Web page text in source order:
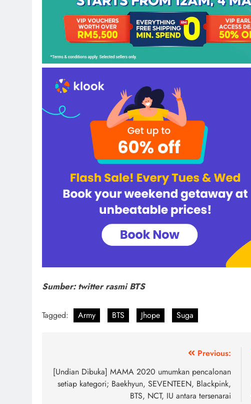
Sumber: twitter rasmi BTS
Tagged: Army BTS Jhope Suga
navigation
Previous:
[Undian Dibuka] MAMA 2020 umumkan pencalonan
setiap kategori; Baekhyun, SEVENTEEN, Blackpink,
BTS, NCT, IU antara tersenarai